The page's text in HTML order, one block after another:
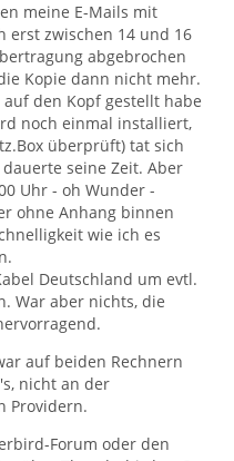
meine E-Mails mit
erst zwischen 14 und 16
abgebrochen
Kopie dann nicht mehr.
den Kopf gestellt habe
noch einmal installiert,
überprüft) tat sich
seine Zeit. Aber
Uhr - oh Wunder -
ohne Anhang binnen
wie ich es
Deutschland um evtl.
War aber nichts, die
auf beiden Rechnern
nicht an der
Providern.
Forum oder den